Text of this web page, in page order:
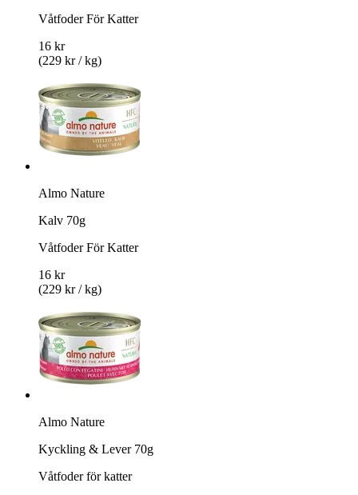
Våtfoder För Katter
16 kr
(229 kr / kg)
Almo Nature
Kalv 70g
Våtfoder För Katter
16 kr
(229 kr / kg)
Almo Nature
Kyckling & Lever 70g
Våtfoder för katter